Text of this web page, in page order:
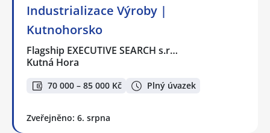
Industrializace Výroby |
Kutnohorsko
Flagship EXECUTIVE SEARCH s.r…
Kutná Hora
70 000 – 85 000 Kč Plný úvazek
Zveřejněno: 6. srpna